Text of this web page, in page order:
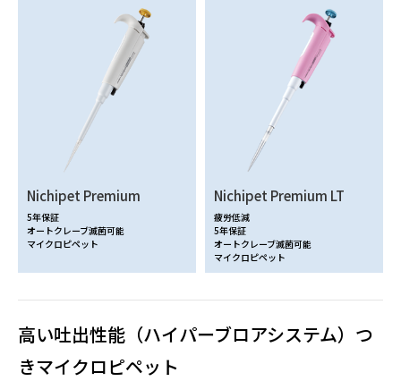
Nichipet Premium
5年保証
オートクレーブ滅菌可能
マイクロピペット
Nichipet Premium LT
疲労低減
5年保証
オートクレーブ滅菌可能
マイクロピペット
高い吐出性能（ハイパーブロアシステム）つ
きマイクロピペット